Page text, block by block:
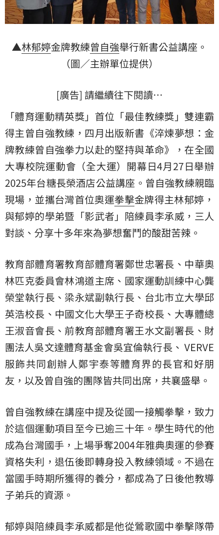
▲林郁婷金牌教練曾自強舉行新書公益講座。
（圖／主辦單位提供）
[廣告] 請繼續往下閱讀…
「體育運動精英獎」首位「最佳教練獎」雙連霸
得主曾自強教練，四月出版新書《淬煉夢想：金
牌教練曾自強拳力以赴的堅持與革命》，在全國
大專校院運動會（全大運）開幕日4月27日舉辦
2025年台糖長榮酒店公益講座。曾自強教練親臨
現場，並攜台灣首位奧運拳擊金牌得主林郁婷，
與郁婷的學弟暨「影武者」陪練員李承威，三人
對談、分享十多年來為夢想奮鬥的酸甜苦辣。
教育部體育署教育部體育署鄭世忠署長、中華奧
林匹克委員會林鴻道主席、國家運動訓練中心龔
榮堂執行長、梁永斌副執行長、台北市立大學邱
英浩校長、中國文化大學王子奇校長、大專體總
王淑音會長、前教育部體育署王水文副署長、財
團法人吳文達體育基金會吳宜倫執行長、 VERVE
服飾共同創辦人鄭宇泰等體育界的長官和好朋
友，以及曾自強的團隊皆共同出席，共襄盛舉。
曾自強教練在講座中提及從國一接觸拳擊，致力
於這個運動項目至今已逾三十年。學生時代的他
成為台灣國手，上場爭奪2004年雅典奧運的參賽
資格失利，退伍後即轉身投入教練領域。不過在
當國手時期所獲得的養分，都成為了日後他教導
子弟兵的資源。
郁婷與陪練員李承威都是他從鶯歌國中拳擊隊帶